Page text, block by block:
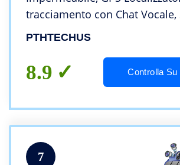
tracciamento con Chat Vocale,
per il Gioco di Matematica
Ragazza, Pink
PTHTECHUS
8.9 Controlla
7